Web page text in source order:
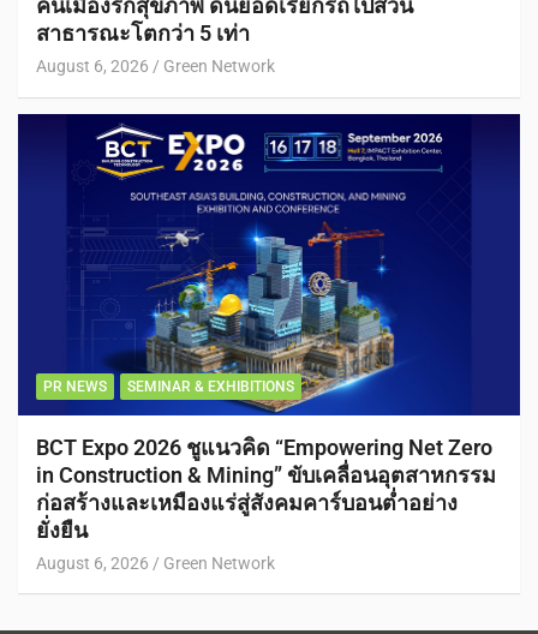
คนเมืองรักสุขภาพ ดันยอดเรียกรถไปสวน
สาธารณะโตกว่า 5 เท่า
August 6, 2026 Green Network
PR NEWS SEMINAR & EXHIBITIONS
BCT Expo 2026 ชูแนวคิด “Empowering Net Zero
in Construction & Mining” ขับเคลื่อนอุตสาหกรรม
ก่อสร้างและเหมืองแร่สู่สังคมคาร์บอนต่ำอย่าง
ยั่งยืน
August 6, 2026 Green Network